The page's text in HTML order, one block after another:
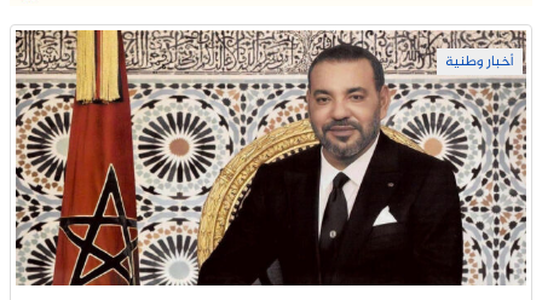
أخبار وطنية